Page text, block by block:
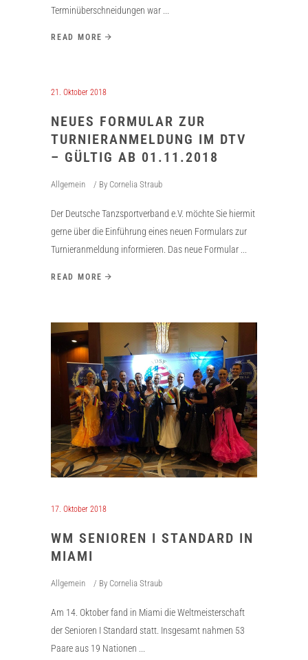
Terminüberschneidungen war
READ MORE
21. Oktober 2018
NEUES FORMULAR ZUR
TURNIERANMELDUNG IM DTV
– GÜLTIG AB 01.11.2018
Allgemein By Cornelia Straub
Der Deutsche Tanzsportverband e.V. möchte Sie hiermit
gerne über die Einführung eines neuen Formulars zur
Turnieranmeldung informieren. Das neue Formular
READ MORE
17. Oktober 2018
WM SENIOREN I STANDARD IN
MIAMI
Allgemein By Cornelia Straub
Am 14. Oktober fand in Miami die Weltmeisterschaft
der Senioren I Standard statt. Insgesamt nahmen 53
Paare aus 19 Nationen